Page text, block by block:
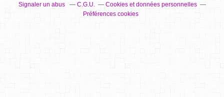
Signaler un abus
C.G.U.
Cookies et données personnelles
Préférences cookies